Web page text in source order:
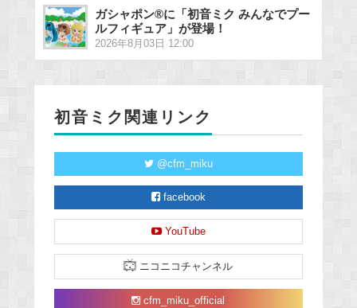
ガシャポン®に「初音ミク みんなでプー
ルフィギュア」が登場！
2026年8月03日 12:00
初音ミク関連リンク
@cfm_miku
facebook
YouTube
ニコニコチャンネル
cfm_miku_official